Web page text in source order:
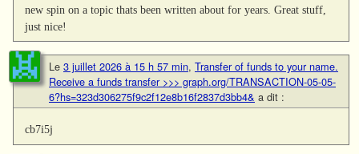
new spin on a topic thats been written about for years. Great stuff,
just nice!
Le 3 juillet 2026 à 15 h 57 min, Transfer of funds to your name.
Receive a funds transfer >>> graph.org/TRANSACTION-05-05-
6?hs=323d306275f9c2f12e8b16f2837d3bb4& a dit :
cb7i5j